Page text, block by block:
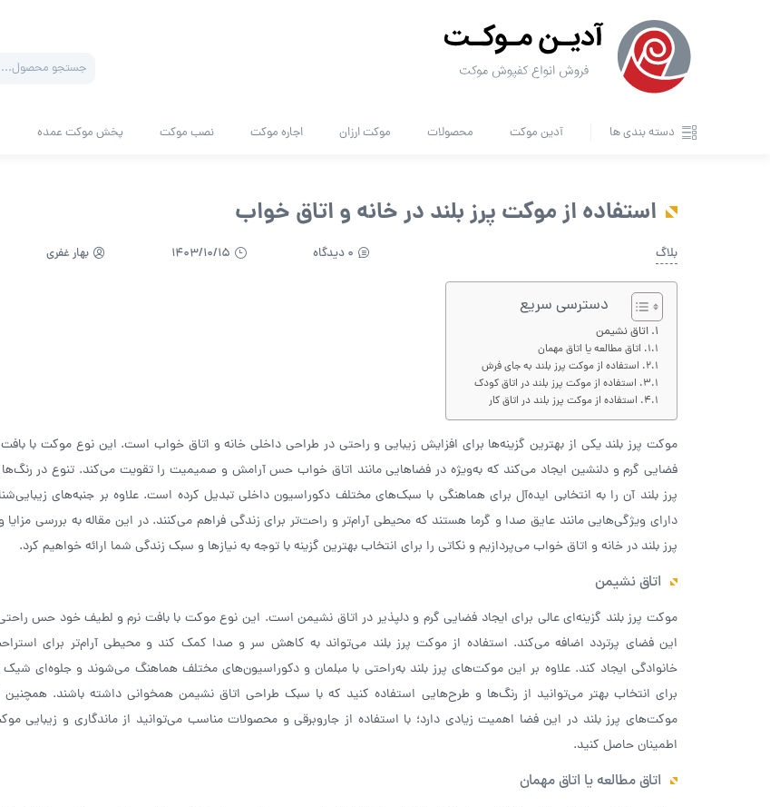
search
دسته بندی ها آدین موکت محصولات موکت ارزان اجاره موکت نصب موکت پخش موکت عمده
استفاده از موکت پرز بلند در خانه و اتاق خواب
بلاگ 0 دیدگاه 1403/10/15 بهار غفری
دسترسی سریع
اتاق نشیمن
اتاق مطالعه یا اتاق مهمان
استفاده از موکت پرز بلند به جای فرش
استفاده از موکت پرز بلند در اتاق کودک
استفاده از موکت پرز بلند در اتاق کار
موکت پرز بلند یکی از بهترین گزینه‌ها برای افزایش زیبایی و راحتی در طراحی داخلی خانه و اتاق خواب است. این نوع موکت با
فضایی گرم و دلنشین ایجاد می‌کند که به‌ویژه در فضاهایی مانند اتاق خواب حس آرامش و صمیمیت را تقویت می‌کند. تنوع در
پرز بلند آن را به انتخابی ایده‌آل برای هماهنگی با سبک‌های مختلف دکوراسیون داخلی تبدیل کرده است. علاوه بر جنبه‌های
دارای ویژگی‌هایی مانند عایق صدا و گرما هستند که محیطی آرام‌تر و راحت‌تر برای زندگی فراهم می‌کنند. در این مقاله به بررسی
پرز بلند در خانه و اتاق خواب می‌پردازیم و نکاتی را برای انتخاب بهترین گزینه با توجه به نیازها و سبک زندگی شما ارائه خواهیم کرد.
اتاق نشیمن
موکت پرز بلند گزینه‌ای عالی برای ایجاد فضایی گرم و دلپذیر در اتاق نشیمن است. این نوع موکت با بافت نرم و لطیف خود حس
این فضای پرتردد اضافه می‌کند. استفاده از موکت پرز بلند می‌تواند به کاهش سر و صدا کمک کند و محیطی آرام‌تر برای
خانوادگی ایجاد کند. علاوه بر این موکت‌های پرز بلند به‌راحتی با مبلمان و دکوراسیون‌های مختلف هماهنگ می‌شوند و جلوه‌ای
برای انتخاب بهتر می‌توانید از رنگ‌ها و طرح‌هایی استفاده کنید که با سبک طراحی اتاق نشیمن همخوانی داشته باشند.
موکت‌های پرز بلند در این فضا اهمیت زیادی دارد؛ با استفاده از جاروبرقی و محصولات مناسب می‌توانید از ماندگاری و زیبایی
اطمینان حاصل کنید.
اتاق مطالعه یا اتاق مهمان